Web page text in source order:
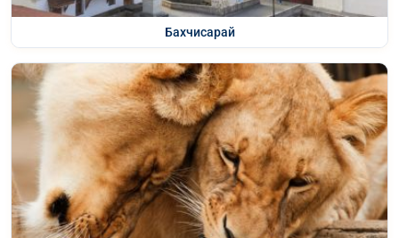
Бахчисарай